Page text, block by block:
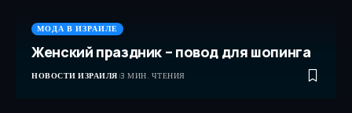
МОДА В ИЗРАИЛЕ
Женский праздник – повод для шопинга
НОВОСТИ ИЗРАИЛЯ 3 МИН. ЧТЕНИЯ